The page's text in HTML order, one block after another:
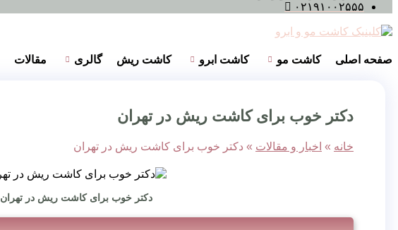
۰۲۱۹۱۰۰۲۵۵۵
صفحه اصلی کاشت مو کاشت ابرو کاشت ریش گالری مقالات
دکتر خوب برای کاشت ریش در تهران
خانه » اخبار و مقالات » دکتر خوب برای کاشت ریش در تهران
دکتر خوب برای کاشت ریش در تهران